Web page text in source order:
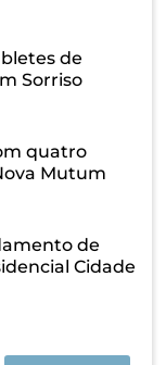
de
Sorriso
quatro
Mutum
de
Cidade